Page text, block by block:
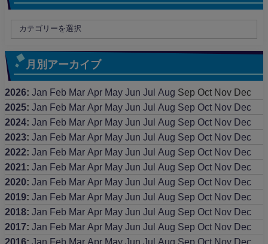
月別アーカイブ
2026: Jan Feb Mar Apr May Jun Jul Aug Sep Oct Nov Dec
2025: Jan Feb Mar Apr May Jun Jul Aug Sep Oct Nov Dec
2024: Jan Feb Mar Apr May Jun Jul Aug Sep Oct Nov Dec
2023: Jan Feb Mar Apr May Jun Jul Aug Sep Oct Nov Dec
2022: Jan Feb Mar Apr May Jun Jul Aug Sep Oct Nov Dec
2021 : Jan Feb Mar Apr May Jun Jul Aug Sep Oct Nov Dec
2020: Jan Feb Mar Apr May Jun Jul Aug Sep Oct Nov Dec
2019: Jan Feb Mar Apr May Jun Jul Aug Sep Oct Nov Dec
2018: Jan Feb Mar Apr May Jun Jul Aug Sep Oct Nov Dec
2017: Jan Feb Mar Apr May Jun Jul Aug Sep Oct Nov Dec
2016: Jan Feb Mar Apr May Jun Jul Aug Sep Oct Nov Dec